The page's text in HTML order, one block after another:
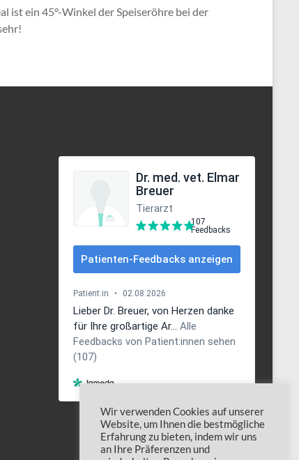
ist ein 45°-Winkel der Speiseröhre bei der
Wir verwenden Cookies auf unserer
Website, um Ihnen die bestmögliche
Erfahrung zu bieten, indem wir uns
an Ihre Präferenzen und